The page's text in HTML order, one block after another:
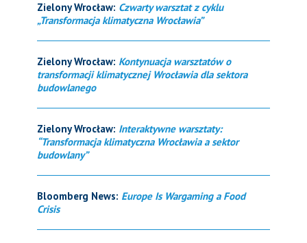
Zielony Wrocław: Czwarty warsztat z cyklu
„Transformacja klimatyczna Wrocławia”
Zielony Wrocław: Kontynuacja warsztatów o
transformacji klimatycznej Wrocławia dla sektora
budowlanego
Zielony Wrocław: Interaktywne warsztaty:
“Transformacja klimatyczna Wrocławia a sektor
budowlany”
Bloomberg News: Europe Is Wargaming a Food
Crisis